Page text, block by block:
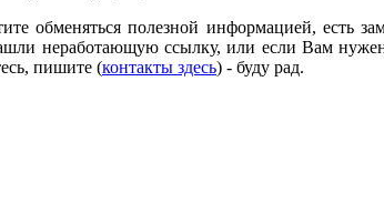
обменяться полезной информацией, есть
неработающую ссылку, или если Вам нужен
пишите (контакты здесь) - буду рад.